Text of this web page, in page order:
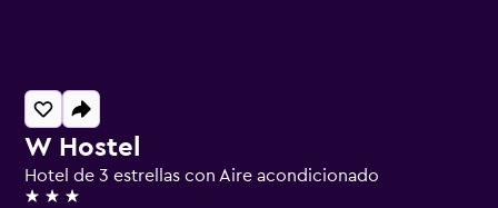
W Hostel
Hotel de 3 estrellas con Aire acondicionado